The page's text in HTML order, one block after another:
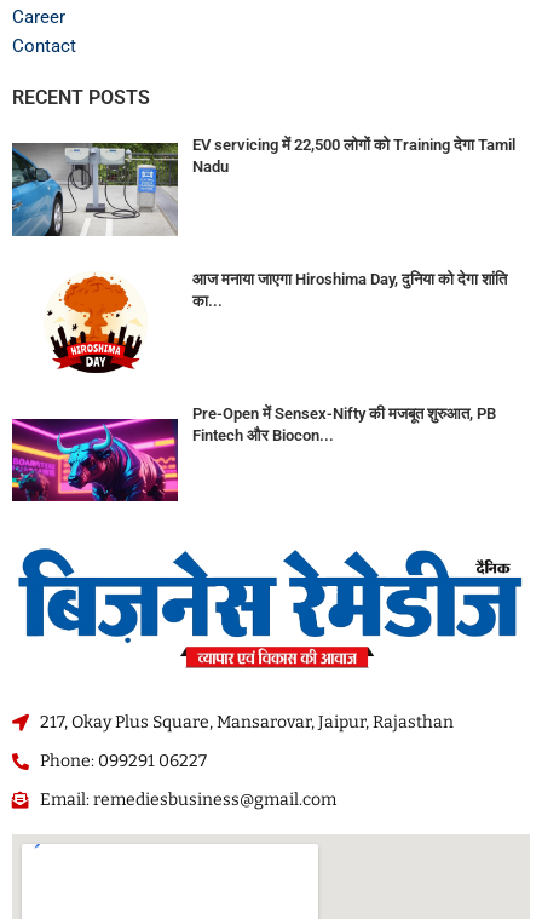
Career
Contact
RECENT POSTS
EV servicing में 22,500 लोगों को Training देगा Tamil
Nadu
आज मनाया जाएगा Hiroshima Day, दुनिया को देगा शांति
का...
Pre-Open में Sensex-Nifty की मजबूत शुरुआत, PB
Fintech और Biocon...
217, Okay Plus Square, Mansarovar, Jaipur, Rajasthan
Phone: 099291 06227
Email: remediesbusiness@gmail.com